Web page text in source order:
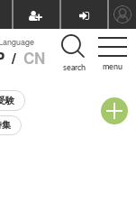
menu
/ CN search
験
集